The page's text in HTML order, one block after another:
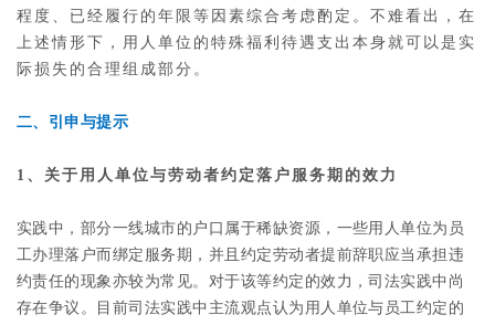
程度、已经履行的年限等因素综合考虑酌定。不难看出，在
上述情形下，用人单位的特殊福利待遇支出本身就可以是实
际损失的合理组成部分。
二、引申与提示
1、关于用人单位与劳动者约定落户服务期的效力
实践中，部分一线城市的户口属于稀缺资源，一些用人单位为员
工办理落户而绑定服务期，并且约定劳动者提前辞职应当承担违
约责任的现象亦较为常见。对于该等约定的效力，司法实践中尚
存在争议。目前司法实践中主流观点认为用人单位与员工约定的